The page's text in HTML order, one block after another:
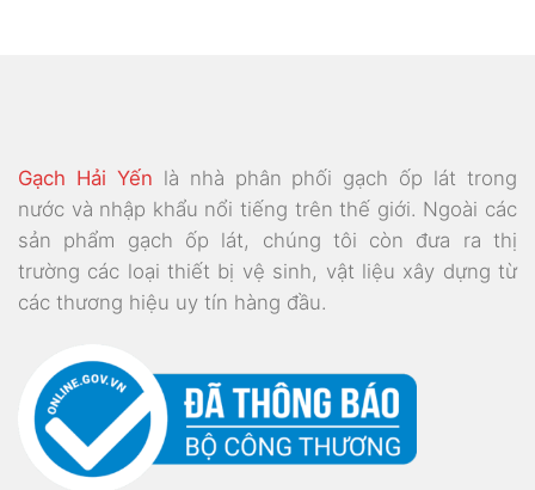
Gạch Hải Yến là nhà phân phối gạch ốp lát trong
nước và nhập khẩu nổi tiếng trên thế giới. Ngoài các
sản phẩm gạch ốp lát, chúng tôi còn đưa ra thị
trường các loại thiết bị vệ sinh, vật liệu xây dựng từ
các thương hiệu uy tín hàng đầu.